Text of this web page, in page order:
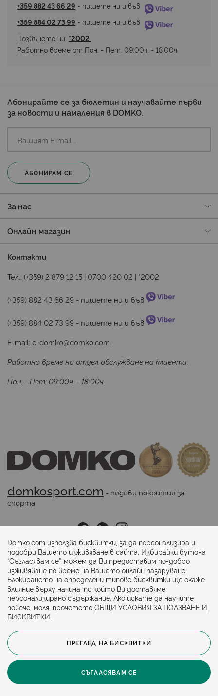
+359 882 43 66 29 - пишете ни и във
+359 884 02 73 99 - пишете ни и във
Позвънете ни: *2002
Работно време от Пон. - Пет. 09:00ч. - 18:00ч.
Абонирайте се за бюлетин и научавайте първи
за новости и намаления в DOMKO.
АБОНИРАМ СЕ
За нас
Онлайн магазин
Контакти
Тел.: (+359) 2 879 12 15 | 0700 420 02 | *2002
(+359) 882 43 66 29 - пишете ни и във
(+359) 884 02 73 99 - пишете ни и във
E-mail: e-domko@domko.com
Работно време на отдел обслужване на клиенти:
Пон. - Пет. 09:00ч. - 18:00ч.
domkosport.com - подови покрития за
спорта
Последвайте ни:
Начини на плащане:
© 2024. Всички права запазени.
Общи условия
Политика за бисквитки
Domko.com използва бисквитки, за да персонализира и
подобри Вашето изживяване в сайта. Избирайки бутона
“Съгласявам се”, можем да Ви предоставим по-добро
изживяване по време на Вашето онлайн пазаруване.
Блокирането на определени типове бисквитки ще окаже
влияние върху начина, по който Ви доставяме
персонализирано съдържание. Ако искате да научите
повече, моля, прочетете ОБЩИ УСЛОВИЯ ЗА ПОЛЗВАНЕ И
БИСКВИТКИ.
СЪГЛАСЯВАМ СЕ
ПРЕГЛЕД НА БИСКВИТКИ